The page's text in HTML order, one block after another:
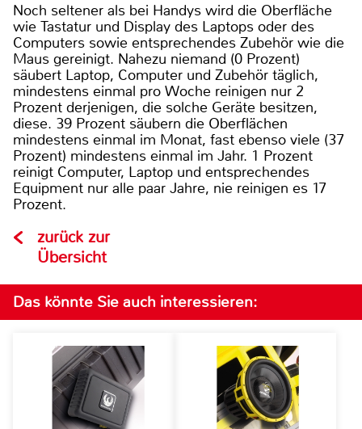
Noch seltener als bei Handys wird die Oberfläche
wie Tastatur und Display des Laptops oder des
Computers sowie entsprechendes Zubehör wie die
Maus gereinigt. Nahezu niemand (0 Prozent)
säubert Laptop, Computer und Zubehör täglich,
mindestens einmal pro Woche reinigen nur 2
Prozent derjenigen, die solche Geräte besitzen,
diese. 39 Prozent säubern die Oberflächen
mindestens einmal im Monat, fast ebenso viele (37
Prozent) mindestens einmal im Jahr. 1 Prozent
reinigt Computer, Laptop und entsprechendes
Equipment nur alle paar Jahre, nie reinigen es 17
Prozent.
zurück zur
Übersicht
Das könnte Sie auch interessieren: